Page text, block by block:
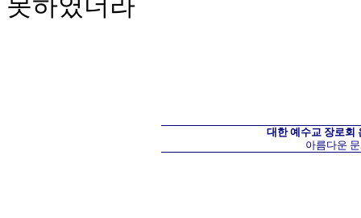
못하였더라
대한 예수교 장로회
아름다운